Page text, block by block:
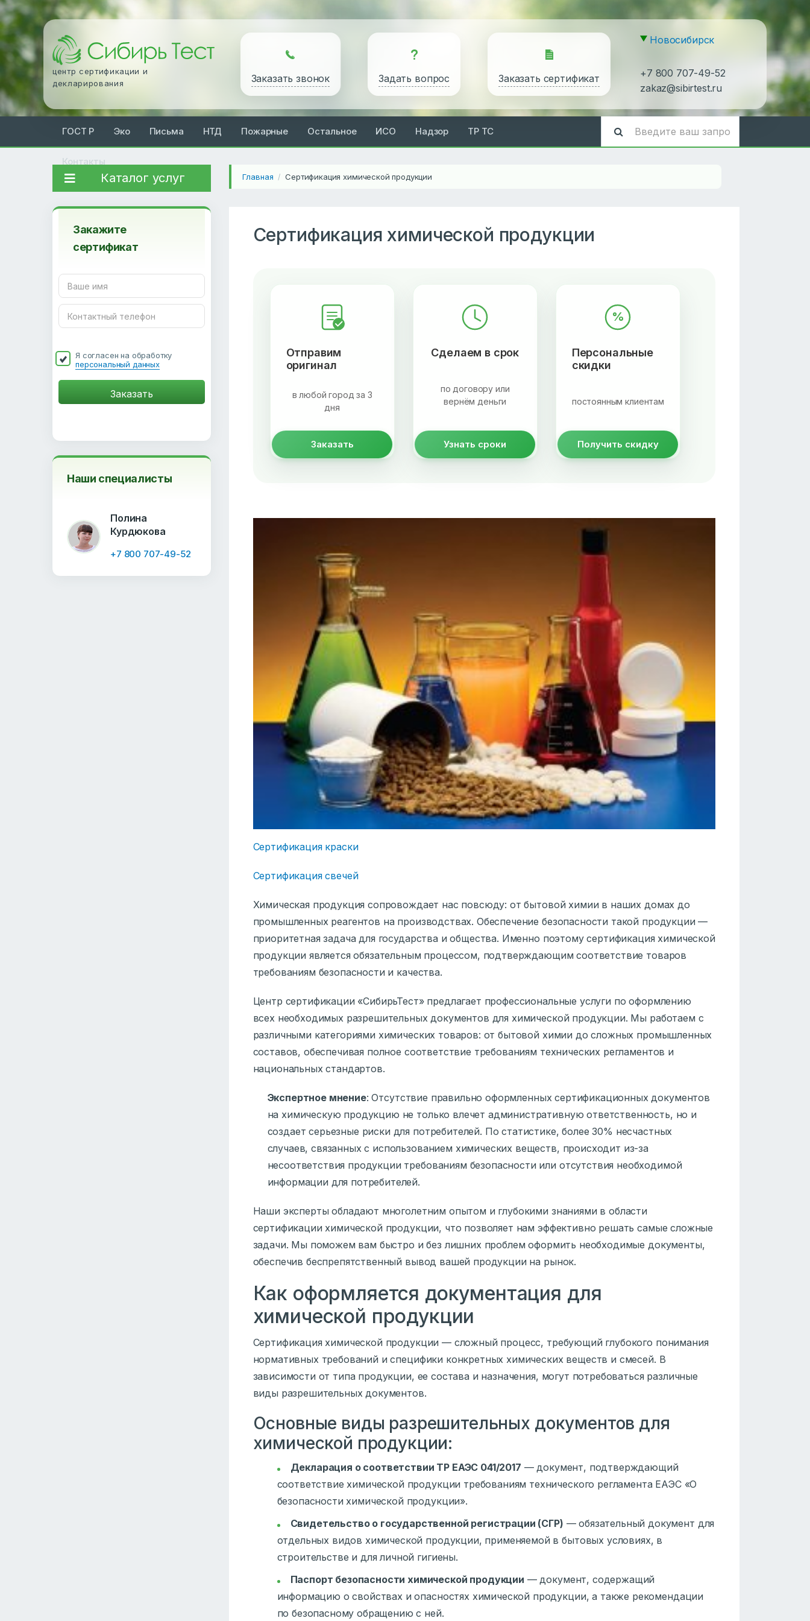
центр сертификации и
декларирования
Заказать звонок Задать вопрос Заказать сертификат
Новосибирск
+7 800 707-49-52
zakaz@sibirtest.ru
ГОСТ Р Эко Письма НТД Пожарные Остальное ИСО Надзор ТР ТС
Контакты
Каталог услуг
Закажите
сертификат
Я согласен на обработку
персональный данных
Наши специалисты
Полина
Курдюкова
+7 800 707-49-52
Главная / Сертификация химической продукции
Сертификация химической продукции
Отправим
оригинал
в любой город за 3
дня
Заказать
Сделаем в срок
по договору или
вернём деньги
Узнать сроки
%
Персональные
скидки
постоянным клиентам
Получить скидку
Сертификация краски
Сертификация свечей
Химическая продукция сопровождает нас повсюду: от бытовой химии в наших домах до
промышленных реагентов на производствах. Обеспечение безопасности такой продукции —
приоритетная задача для государства и общества. Именно поэтому сертификация химической
продукции является обязательным процессом, подтверждающим соответствие товаров
требованиям безопасности и качества.
Центр сертификации «СибирьТест» предлагает профессиональные услуги по оформлению
всех необходимых разрешительных документов для химической продукции. Мы работаем с
различными категориями химических товаров: от бытовой химии до сложных промышленных
составов, обеспечивая полное соответствие требованиям технических регламентов и
национальных стандартов.
Экспертное мнение: Отсутствие правильно оформленных сертификационных документов
на химическую продукцию не только влечет административную ответственность, но и
создает серьезные риски для потребителей. По статистике, более 30% несчастных
случаев, связанных с использованием химических веществ, происходит из-за
несоответствия продукции требованиям безопасности или отсутствия необходимой
информации для потребителей.
Наши эксперты обладают многолетним опытом и глубокими знаниями в области
сертификации химической продукции, что позволяет нам эффективно решать самые сложные
задачи. Мы поможем вам быстро и без лишних проблем оформить необходимые документы,
обеспечив беспрепятственный вывод вашей продукции на рынок.
Как оформляется документация для
химической продукции
Сертификация химической продукции — сложный процесс, требующий глубокого понимания
нормативных требований и специфики конкретных химических веществ и смесей. В
зависимости от типа продукции, ее состава и назначения, могут потребоваться различные
виды разрешительных документов.
Основные виды разрешительных документов для
химической продукции:
Декларация о соответствии ТР ЕАЭС 041/2017 — документ, подтверждающий
соответствие химической продукции требованиям технического регламента ЕАЭС «О
безопасности химической продукции».
Свидетельство о государственной регистрации (СГР) — обязательный документ для
отдельных видов химической продукции, применяемой в бытовых условиях, в
строительстве и для личной гигиены.
Паспорт безопасности химической продукции — документ, содержащий
информацию о свойствах и опасностях химической продукции, а также рекомендации
по безопасному обращению с ней.